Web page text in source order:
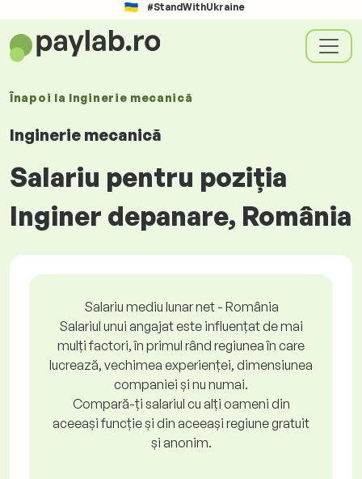
#StandWithUkraine
Înapoi la Inginerie mecanică
Inginerie mecanică
Salariu pentru poziția
Inginer depanare, România
Salariu mediu lunar net - România
Salariul unui angajat este influențat de mai
mulți factori, în primul rând regiunea în care
lucrează, vechimea experienței, dimensiunea
companiei și nu numai.
Compară-ți salariul cu alți oameni din
aceeași funcție și din aceeași regiune gratuit
și anonim.